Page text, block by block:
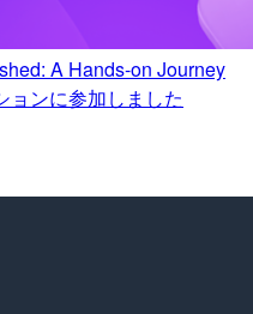
A Hands-on Journey
ョンに参加しました